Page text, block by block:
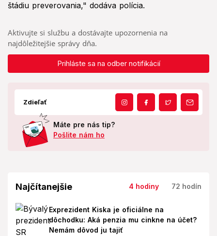
štádiu preverovania," dodáva polícia.
Aktivujte si službu a dostávajte upozornenia na
najdôležitejšie správy dňa.
Prihláste sa na odber notifikácií
Zdieľať
Máte pre nás tip?
Pošlite nám ho
Najčítanejšie 4 hodiny 72 hodín
Exprezident Kiska je oficiálne na
dôchodku: Aká penzia mu cinkne na účet?
Nemám dôvod ju tajiť